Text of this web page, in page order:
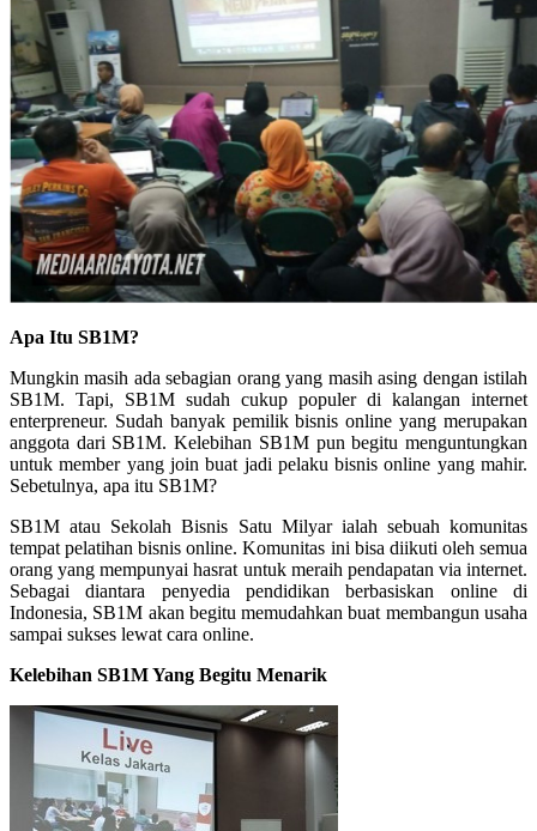
Apa Itu SB1M?
Mungkin masih ada sebagian orang yang masih asing dengan istilah
SB1M. Tapi, SB1M sudah cukup populer di kalangan internet
enterpreneur. Sudah banyak pemilik bisnis online yang merupakan
anggota dari SB1M. Kelebihan SB1M pun begitu menguntungkan
untuk member yang join buat jadi pelaku bisnis online yang mahir.
Sebetulnya, apa itu SB1M?
SB1M atau Sekolah Bisnis Satu Milyar ialah sebuah komunitas
tempat pelatihan bisnis online. Komunitas ini bisa diikuti oleh semua
orang yang mempunyai hasrat untuk meraih pendapatan via internet.
Sebagai diantara penyedia pendidikan berbasiskan online di
Indonesia, SB1M akan begitu memudahkan buat membangun usaha
sampai sukses lewat cara online.
Kelebihan SB1M Yang Begitu Menarik